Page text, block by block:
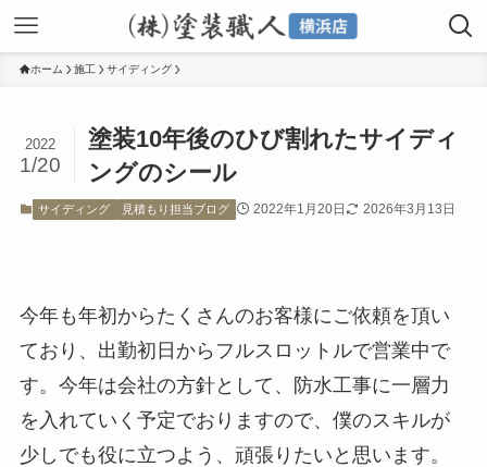
ホーム 施工 サイディング
塗装10年後のひび割れたサイディ
ングのシール
2022
1/20
サイディング 見積もり担当ブログ 2022年1月20日 2026年3月13日
今年も年初からたくさんのお客様にご依頼を頂い
ており、出勤初日からフルスロットルで営業中で
す。今年は会社の方針として、防水工事に一層力
を入れていく予定でおりますので、僕のスキルが
少しでも役に立つよう、頑張りたいと思います。